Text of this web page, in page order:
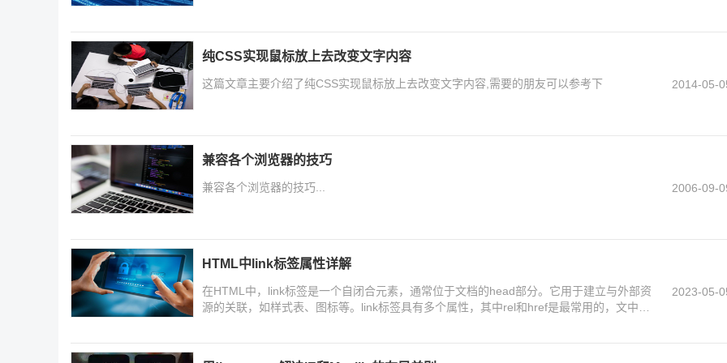
纯CSS实现鼠标放上去改变文字内容
这篇文章主要介绍了纯CSS实现鼠标放上去改变文字内容,需要的朋友可以参考下 2014-05-
兼容各个浏览器的技巧
兼容各个浏览器的技巧... 2006-09-
HTML中link标签属性详解
在HTML中，link标签是一个自闭合元素，通常位于文档的head部分。它用于建立与外部资
源的关联，如样式表、图标等。link标签具有多个属性，其中rel和href是最常用的，文中有
2023-05-